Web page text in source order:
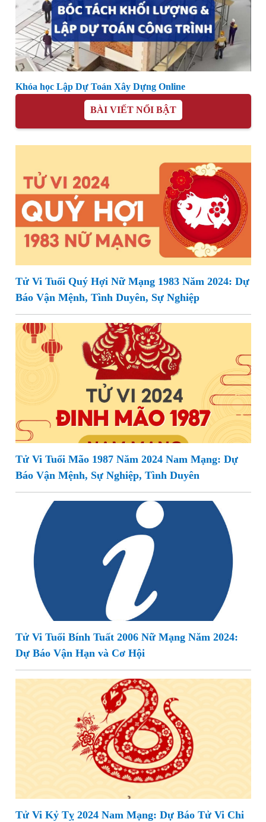
Khóa học Lập Dự Toán Xây Dựng Online
BÀI VIẾT NỔI BẬT
Tử Vi Tuổi Quý Hợi Nữ Mạng 1983 Năm 2024: Dự
Báo Vận Mệnh, Tình Duyên, Sự Nghiệp
Tử Vi Tuổi Mão 1987 Năm 2024 Nam Mạng: Dự
Báo Vận Mệnh, Sự Nghiệp, Tình Duyên
Tử Vi Tuổi Bính Tuất 2006 Nữ Mạng Năm 2024:
Dự Báo Vận Hạn và Cơ Hội
Tử Vi Kỷ Tỵ 2024 Nam Mạng: Dự Báo Tử Vi Chi